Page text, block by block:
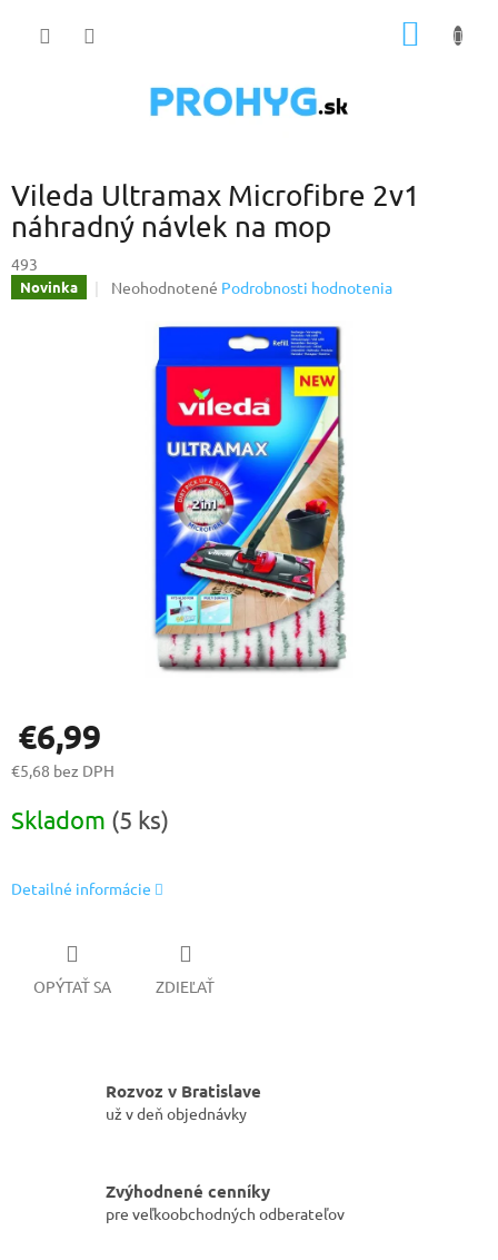
Vileda Ultramax Microfibre 2v1
náhradný návlek na mop
493
Novinka
Priemerné
produktu
hviezdičiek.
Neohodnotené Podrobnosti hodnotenia
€6,99
€5,68 bez DPH
cena:
Skladom (5 ks)
Detailné informácie
OPÝTAŤ SA ZDIEĽAŤ
Rozvoz v Bratislave
už v deň objednávky
Zvýhodnené cenníky
pre veľkoobchodných odberateľov